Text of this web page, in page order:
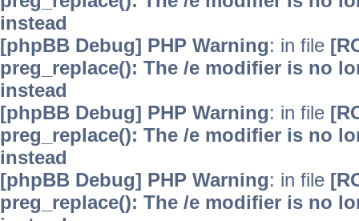
instead
[phpBB Debug] PHP Warning: in file
preg_replace(): The /e modifier is no
instead
[phpBB Debug] PHP Warning: in file
preg_replace(): The /e modifier is no
instead
[phpBB Debug] PHP Warning: in file
preg_replace(): The /e modifier is no